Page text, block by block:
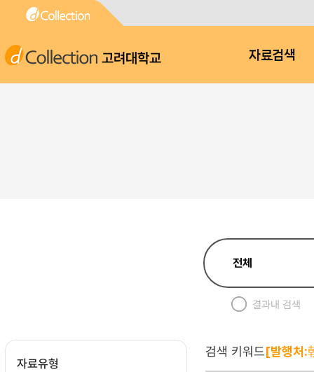
고려대학교 자료검색
결과내 검색
자료유형
검색 키워드[발행처: